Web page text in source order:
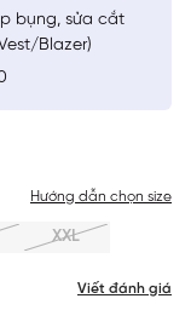
Viết đánh giá
Hướng dẫn chọn size
XXL
bụng, sửa cắt
Blazer)